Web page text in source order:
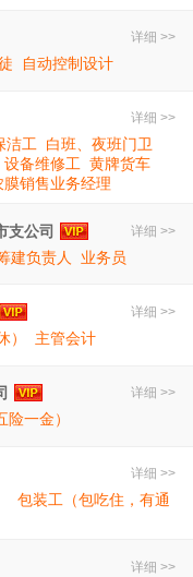
详细 >>
自动控制设计
详细 >>
洁工 白班、夜班门卫
设备维修工 黄牌货车
膜销售业务经理
详细 >>
支公司
建负责人 业务员
详细 >>
） 主管会计
详细 >>
一金）
详细 >>
包装工（包吃住，有通
详细 >>